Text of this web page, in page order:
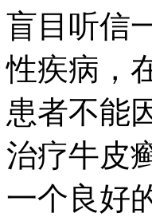
盲目听信
性疾病，
患者不能
治疗牛皮
一个良好